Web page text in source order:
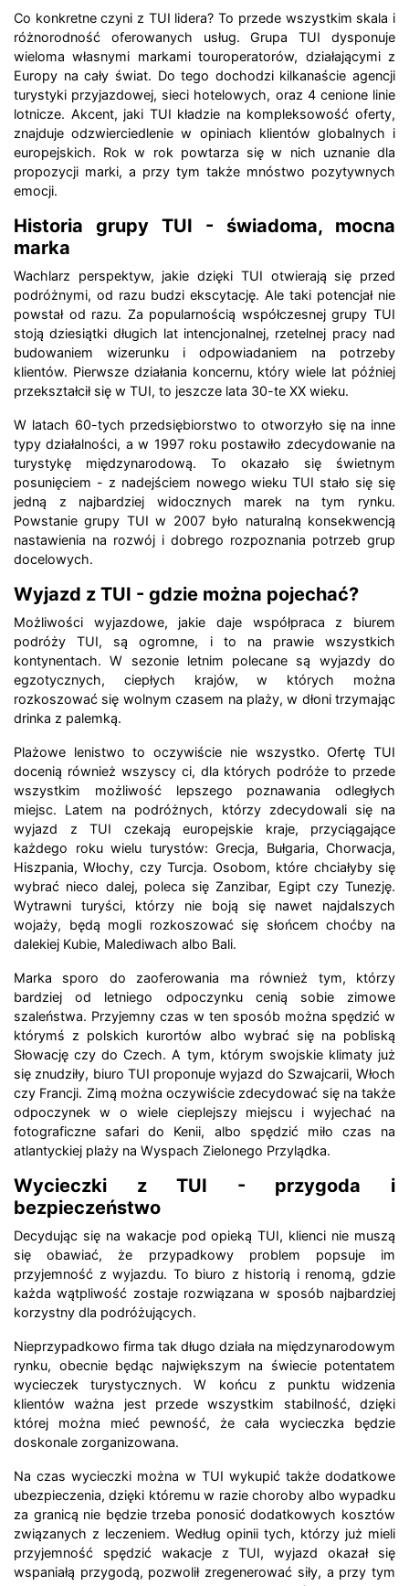
Co konkretne czyni z TUI lidera? To przede wszystkim skala i
różnorodność oferowanych usług. Grupa TUI dysponuje
wieloma własnymi markami touroperatorów, działającymi z
Europy na cały świat. Do tego dochodzi kilkanaście agencji
turystyki przyjazdowej, sieci hotelowych, oraz 4 cenione linie
lotnicze. Akcent, jaki TUI kładzie na kompleksowość oferty,
znajduje odzwierciedlenie w opiniach klientów globalnych i
europejskich. Rok w rok powtarza się w nich uznanie dla
propozycji marki, a przy tym także mnóstwo pozytywnych
emocji.
Historia grupy TUI - świadoma, mocna
marka
Wachlarz perspektyw, jakie dzięki TUI otwierają się przed
podróżnymi, od razu budzi ekscytację. Ale taki potencjał nie
powstał od razu. Za popularnością współczesnej grupy TUI
stoją dziesiątki długich lat intencjonalnej, rzetelnej pracy nad
budowaniem wizerunku i odpowiadaniem na potrzeby
klientów. Pierwsze działania koncernu, który wiele lat później
przekształcił się w TUI, to jeszcze lata 30-te XX wieku.
W latach 60-tych przedsiębiorstwo to otworzyło się na inne
typy działalności, a w 1997 roku postawiło zdecydowanie na
turystykę międzynarodową. To okazało się świetnym
posunięciem - z nadejściem nowego wieku TUI stało się się
jedną z najbardziej widocznych marek na tym rynku.
Powstanie grupy TUI w 2007 było naturalną konsekwencją
nastawienia na rozwój i dobrego rozpoznania potrzeb grup
docelowych.
Wyjazd z TUI - gdzie można pojechać?
Możliwości wyjazdowe, jakie daje współpraca z biurem
podróży TUI, są ogromne, i to na prawie wszystkich
kontynentach. W sezonie letnim polecane są wyjazdy do
egzotycznych, ciepłych krajów, w których można
rozkoszować się wolnym czasem na plaży, w dłoni trzymając
drinka z palemką.
Plażowe lenistwo to oczywiście nie wszystko. Ofertę TUI
docenią również wszyscy ci, dla których podróże to przede
wszystkim możliwość lepszego poznawania odległych
miejsc. Latem na podróżnych, którzy zdecydowali się na
wyjazd z TUI czekają europejskie kraje, przyciągające
każdego roku wielu turystów: Grecja, Bułgaria, Chorwacja,
Hiszpania, Włochy, czy Turcja. Osobom, które chciałyby się
wybrać nieco dalej, poleca się Zanzibar, Egipt czy Tunezję.
Wytrawni turyści, którzy nie boją się nawet najdalszych
wojaży, będą mogli rozkoszować się słońcem choćby na
dalekiej Kubie, Malediwach albo Bali.
Marka sporo do zaoferowania ma również tym, którzy
bardziej od letniego odpoczynku cenią sobie zimowe
szaleństwa. Przyjemny czas w ten sposób można spędzić w
którymś z polskich kurortów albo wybrać się na pobliską
Słowację czy do Czech. A tym, którym swojskie klimaty już
się znudziły, biuro TUI proponuje wyjazd do Szwajcarii, Włoch
czy Francji. Zimą można oczywiście zdecydować się na także
odpoczynek w o wiele cieplejszy miejscu i wyjechać na
fotograficzne safari do Kenii, albo spędzić miło czas na
atlantyckiej plaży na Wyspach Zielonego Przylądka.
Wycieczki z TUI - przygoda i
bezpieczeństwo
Decydując się na wakacje pod opieką TUI, klienci nie muszą
się obawiać, że przypadkowy problem popsuje im
przyjemność z wyjazdu. To biuro z historią i renomą, gdzie
każda wątpliwość zostaje rozwiązana w sposób najbardziej
korzystny dla podróżujących.
Nieprzypadkowo firma tak długo działa na międzynarodowym
rynku, obecnie będąc największym na świecie potentatem
wycieczek turystycznych. W końcu z punktu widzenia
klientów ważna jest przede wszystkim stabilność, dzięki
której można mieć pewność, że cała wycieczka będzie
doskonale zorganizowana.
Na czas wycieczki można w TUI wykupić także dodatkowe
ubezpieczenia, dzięki któremu w razie choroby albo wypadku
za granicą nie będzie trzeba ponosić dodatkowych kosztów
związanych z leczeniem. Według opinii tych, którzy już mieli
przyjemność spędzić wakacje z TUI, wyjazd okazał się
wspaniałą przygodą, pozwolił zregenerować siły, a przy tym